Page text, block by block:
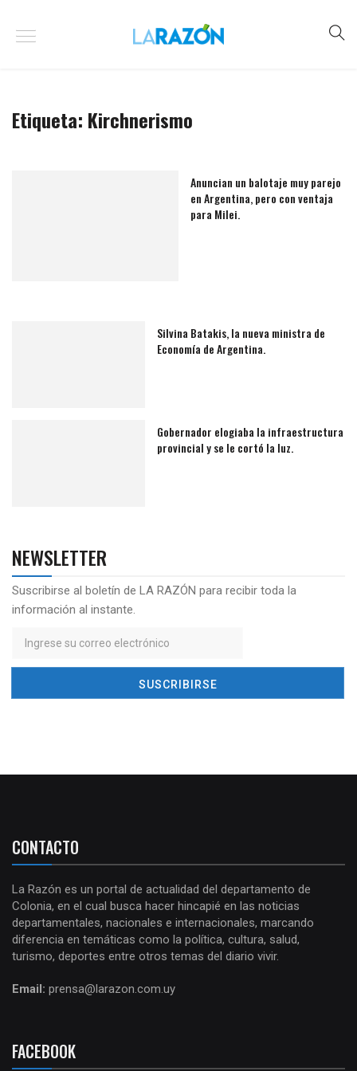
Etiqueta: Kirchnerismo
Anuncian un balotaje muy parejo
en Argentina, pero con ventaja
para Milei.
Silvina Batakis, la nueva ministra de
Economía de Argentina.
Gobernador elogiaba la infraestructura
provincial y se le cortó la luz.
NEWSLETTER
Suscribirse al boletín de LA RAZÓN para recibir toda la
información al instante.
CONTACTO
La Razón es un portal de actualidad del departamento de
Colonia, en el cual busca hacer hincapié en las noticias
departamentales, nacionales e internacionales, marcando
diferencia en temáticas como la política, cultura, salud,
turismo, deportes entre otros temas del diario vivir.
Email: prensa@larazon.com.uy
FACEBOOK